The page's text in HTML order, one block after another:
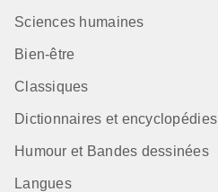
Sciences humaines
Bien-être
Classiques
Dictionnaires et encyclopédies
Humour et Bandes dessinées
Langues